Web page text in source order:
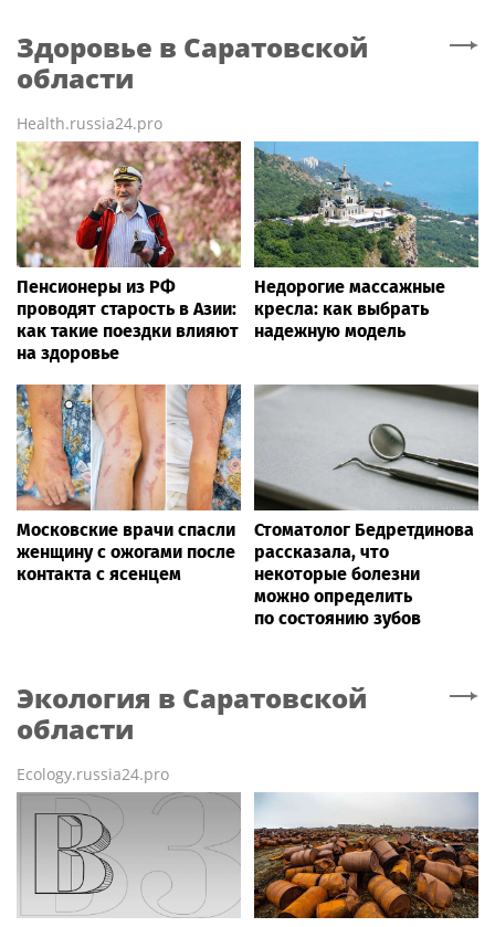
Здоровье в Саратовской
области
Health.russia24.pro
Пенсионеры из РФ
проводят старость в Азии:
как такие поездки влияют
на здоровье
Недорогие массажные
кресла: как выбрать
надежную модель
Московские врачи спасли
женщину с ожогами после
контакта с ясенцем
Стоматолог Бедретдинова
рассказала, что
некоторые болезни
можно определить
по состоянию зубов
Экология в Саратовской
области
Ecology.russia24.pro